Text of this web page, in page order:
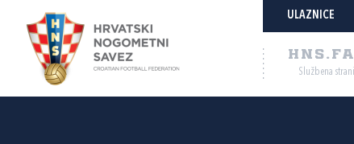
ULAZNICE
Službena